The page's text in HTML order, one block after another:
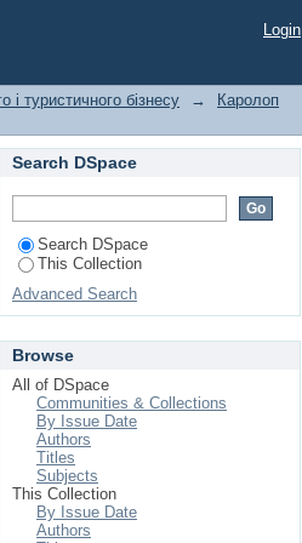
Login
і туристичного бізнесу →
Каролоп
Search DSpace
Search DSpace
This Collection
Advanced Search
Browse
All of DSpace
Communities & Collections
By Issue Date
Authors
Titles
Subjects
This Collection
By Issue Date
Authors